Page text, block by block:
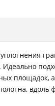
площадок,
вдоль